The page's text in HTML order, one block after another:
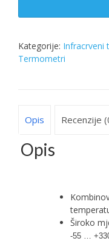
termometar
PRO,
31.1119
Kategorije: Infracrveni
Termometri
Opis Recenzije
Opis
Široko
-55 …